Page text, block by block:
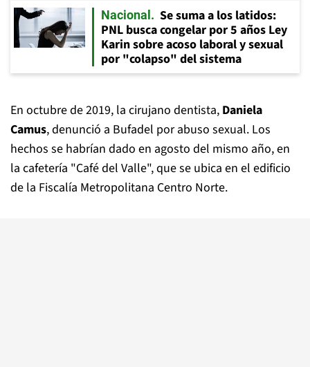
Nacional
Se suma a los latidos:
PNL busca congelar por 5 años Ley
Karin sobre acoso laboral y sexual
por "colapso" del sistema
En octubre de 2019, la cirujano dentista, Daniela
Camus, denunció a Bufadel por abuso sexual. Los
hechos se habrían dado en agosto del mismo año, en
la cafetería "Café del Valle", que se ubica en el edificio
de la Fiscalía Metropolitana Centro Norte.